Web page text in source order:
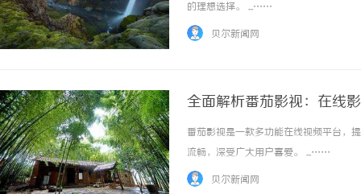
的理想选择。 ...……
贝尔新闻网
全面解析番茄影视：在线
番茄影视是一款多功能在线视频平台，
流畅，深受广大用户喜爱。 ...……
贝尔新闻网